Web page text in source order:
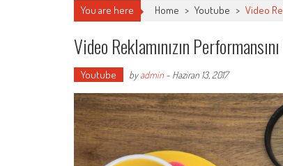
You are here Home > Youtube > Video
Video Reklamınızın
Youtube byadmin - Haziran 13, 2017